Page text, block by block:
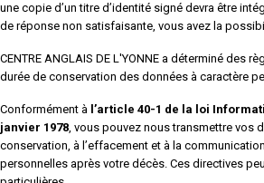
une copie d’un titre d’identité signé devra être
de réponse non satisfaisante, vous avez la
CENTRE ANGLAIS DE L'YONNE a déterminé des
durée de conservation des données à caractère
Conformément à l’article 40-1 de la loi
janvier 1978, vous pouvez nous transmettre vos
conservation, à l’effacement et à la
personnelles après votre décès. Ces directives